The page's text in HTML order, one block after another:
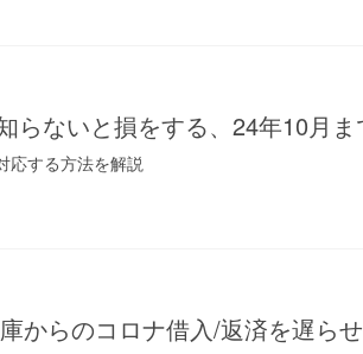
らないと損をする、24年10月
応する方法を解説
からのコロナ借入/返済を遅ら